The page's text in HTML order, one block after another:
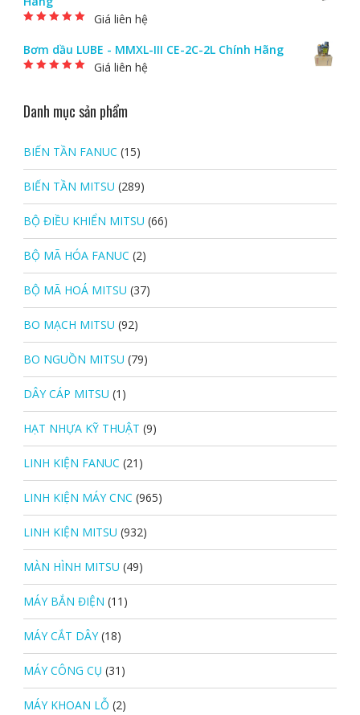
Giá liên hệ
Bơm dầu LUBE - MMXL-III CE-2C-2L Chính Hãng
Giá liên hệ
Danh mục sản phẩm
BIẾN TẦN FANUC (15)
BIẾN TẦN MITSU (289)
BỘ ĐIỀU KHIỂN MITSU (66)
BỘ MÃ HÓA FANUC (2)
BỘ MÃ HOÁ MITSU (37)
BO MẠCH MITSU (92)
BO NGUỒN MITSU (79)
DÂY CÁP MITSU (1)
HẠT NHỰA KỸ THUẬT (9)
LINH KIỆN FANUC (21)
LINH KIỆN MÁY CNC (965)
LINH KIỆN MITSU (932)
MÀN HÌNH MITSU (49)
MÁY BẮN ĐIỆN (11)
MÁY CẮT DÂY (18)
MÁY CÔNG CỤ (31)
MÁY KHOAN LỖ (2)